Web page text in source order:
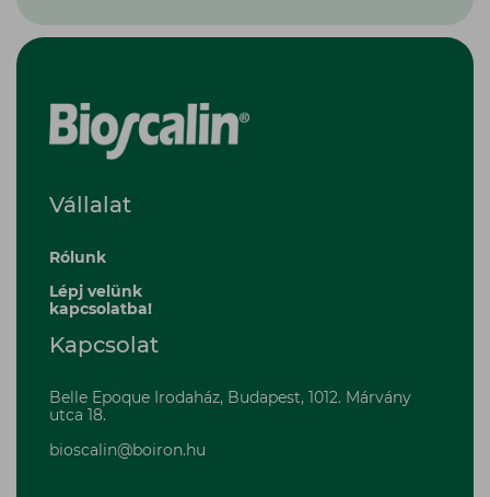
Vállalat
Rólunk
Lépj velünk
kapcsolatba!
Kapcsolat
Belle Epoque Irodaház, Budapest, 1012. Márvány
utca 18.
bioscalin@boiron.hu